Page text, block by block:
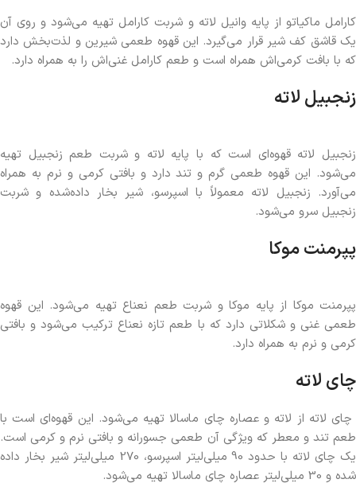
کارامل ماکیاتو از پایه وانیل لاته و شربت کارامل تهیه می‌شود و روی آن
یک قاشق کف شیر قرار می‌گیرد. این قهوه طعمی شیرین و لذت‌بخش دارد
که با بافت کرمی‌اش همراه است و طعم کارامل غنی‌اش را به همراه دارد.
زنجبیل لاته
زنجبیل لاته قهوه‌ای است که با پایه لاته و شربت طعم زنجبیل تهیه
می‌شود. این قهوه طعمی گرم و تند دارد و بافتی کرمی و نرم به همراه
می‌آورد. زنجبیل لاته معمولاً با اسپرسو، شیر بخار داده‌شده و شربت
زنجبیل سرو می‌شود.
پپرمنت موکا
پپرمنت موکا از پایه موکا و شربت طعم نعناع تهیه می‌شود. این قهوه
طعمی غنی و شکلاتی دارد که با طعم تازه نعناع ترکیب می‌شود و بافتی
کرمی و نرم به همراه دارد.
چای لاته
چای لاته از لاته و عصاره چای ماسالا تهیه می‌شود. این قهوه‌ای است با
طعم تند و معطر که ویژگی آن طعمی جسورانه و بافتی نرم و کرمی است.
یک چای لاته با حدود 90 میلی‌لیتر اسپرسو، 270 میلی‌لیتر شیر بخار داده
شده و 30 میلی‌لیتر عصاره چای ماسالا تهیه می‌شود.